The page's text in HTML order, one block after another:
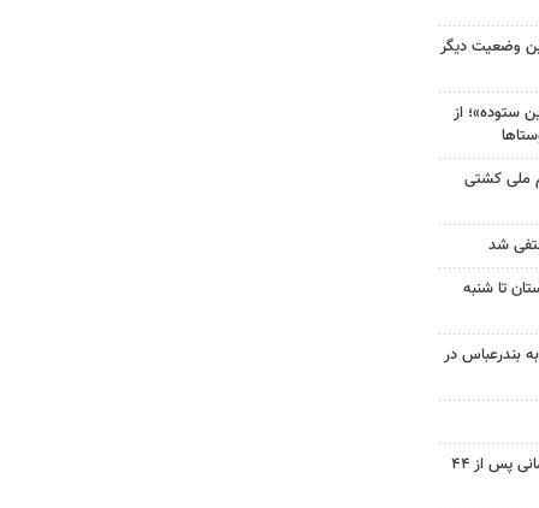
وضعیت دیگر
ستوده»؛ از
ملی کشتی
شد
تا شنبه
بندرعباس در
پیکر شهید نوجوان مسجدسلیمانی پس از ۴۴